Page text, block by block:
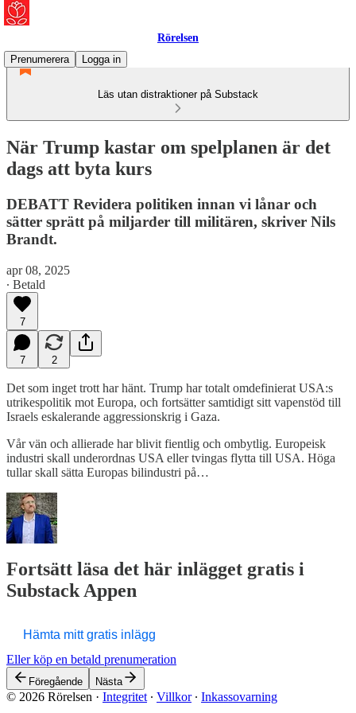
Rörelsen
Prenumerera
Logga in
Läs utan distraktioner på Substack
När Trump kastar om spelplanen är det
dags att byta kurs
DEBATT Revidera politiken innan vi lånar och
sätter sprätt på miljarder till militären, skriver Nils
Brandt.
apr 08, 2025
∙ Betald
7
7 2
Det som inget trott har hänt. Trump har totalt omdefinierat USA:s
utrikespolitik mot Europa, och fortsätter samtidigt sitt vapenstöd till
Israels eskalerande aggressionskrig i Gaza.
Vår vän och allierade har blivit fientlig och ombytlig. Europeisk
industri skall underordnas USA eller tvingas flytta till USA. Höga
tullar skall sätta Europas bilindustri på…
Fortsätt läsa det här inlägget gratis i
Substack Appen
Hämta mitt gratis inlägg
Eller köp en betald prenumeration
Föregående Nästa
© 2026 Rörelsen · Integritet ∙ Villkor∙ Inkassovarning